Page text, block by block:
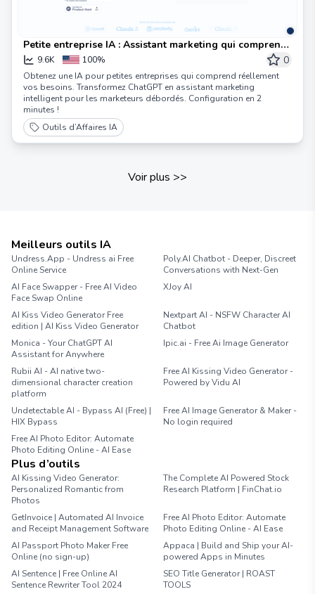
Petite entreprise IA : Assistant marketing qui comprend
votre entreprise
9.6K 100% 0
Obtenez une IA pour petites entreprises qui comprend réellement
vos besoins. Transformez ChatGPT en assistant marketing
intelligent pour les marketeurs débordés. Configuration en 2
minutes !
Outils d’Affaires IA
Voir plus >>
Meilleurs outils IA
Undress.App - Undress ai Free
Online Service
Poly.AI Chatbot - Deeper, Discreet
Conversations with Next-Gen
AI Face Swapper - Free AI Video
Face Swap Online
XJoy AI
AI Kiss Video Generator Free
edition | AI Kiss Video Generator
Nextpart AI - NSFW Character AI
Chatbot
Monica - Your ChatGPT AI
Assistant for Anywhere
Ipic.ai - Free Ai Image Generator
Rubii AI - AI native two-
dimensional character creation
platform
Free AI Kissing Video Generator -
Powered by Vidu AI
Undetectable AI - Bypass AI (Free) |
HIX Bypass
Free AI Image Generator & Maker -
No login required
Free AI Photo Editor: Automate
Photo Editing Online - AI Ease
Plus d’outils
AI Kissing Video Generator:
Personalized Romantic from
Photos
The Complete AI Powered Stock
Research Platform | FinChat.io
GetInvoice | Automated AI Invoice
and Receipt Management Software
Free AI Photo Editor: Automate
Photo Editing Online - AI Ease
AI Passport Photo Maker Free
Online (no sign-up)
Appaca | Build and Ship your AI-
powered Apps in Minutes
AI Sentence | Free Online AI
Sentence Rewriter Tool 2024
SEO Title Generator | ROAST
TOOLS